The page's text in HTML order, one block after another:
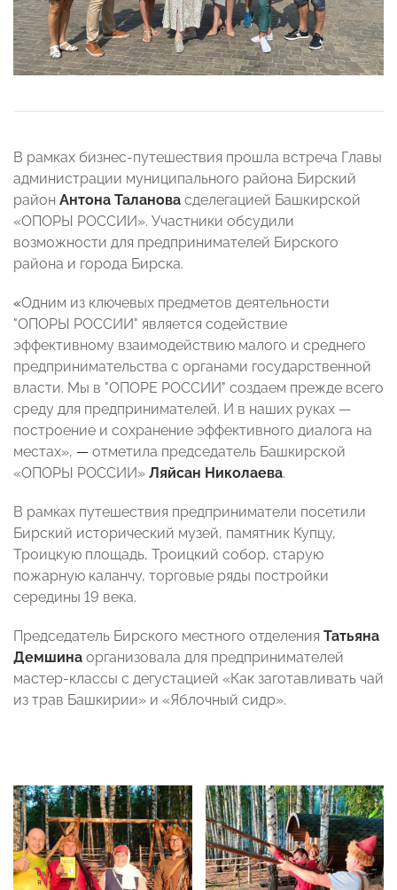
В рамках бизнес-путешествия прошла встреча Главы
администрации муниципального района Бирский
район Антона Таланова сделегацией Башкирской
«ОПОРЫ РОССИИ». Участники обсудили
возможности для предпринимателей Бирского
района и города Бирска.
«Одним из ключевых предметов деятельности
"ОПОРЫ РОССИИ" является содействие
эффективному взаимодействию малого и среднего
предпринимательства с органами государственной
власти. Мы в "ОПОРЕ РОССИИ" создаем прежде всего
среду для предпринимателей. И в наших руках —
построение и сохранение эффективного диалога на
местах», — отметила председатель Башкирской
«ОПОРЫ РОССИИ» Ляйсан Николаева.
В рамках путешествия предприниматели посетили
Бирский исторический музей, памятник Купцу,
Троицкую площадь, Троицкий собор, старую
пожарную каланчу, торговые ряды постройки
середины 19 века.
Председатель Бирского местного отделения Татьяна
Демшина организовала для предпринимателей
мастер-классы с дегустацией «Как заготавливать чай
из трав Башкирии» и «Яблочный сидр».